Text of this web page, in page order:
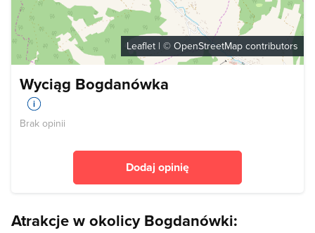
Leaflet | © OpenStreetMap contributors
Wyciąg Bogdanówka
Brak opinii
Dodaj opinię
Atrakcje w okolicy Bogdanówki: